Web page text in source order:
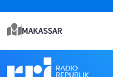
MAKASSAR